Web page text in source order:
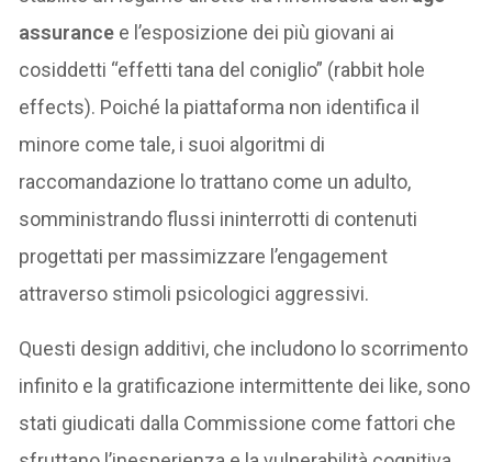
assurance e l’esposizione dei più giovani ai
cosiddetti “effetti tana del coniglio” (rabbit hole
effects). Poiché la piattaforma non identifica il
minore come tale, i suoi algoritmi di
raccomandazione lo trattano come un adulto,
somministrando flussi ininterrotti di contenuti
progettati per massimizzare l’engagement
attraverso stimoli psicologici aggressivi.
Questi design additivi, che includono lo scorrimento
infinito e la gratificazione intermittente dei like, sono
stati giudicati dalla Commissione come fattori che